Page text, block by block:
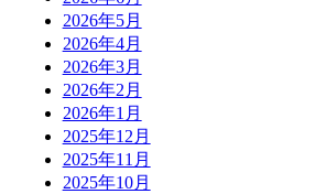
2026年5月
2026年4月
2026年3月
2026年2月
2026年1月
2025年12月
2025年11月
2025年10月